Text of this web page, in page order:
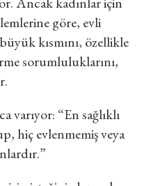
göre, evli
kısmını, özellikle
sorumluluklarını,
varıyor: “En sağlıklı
hiç evlenmemiş veya